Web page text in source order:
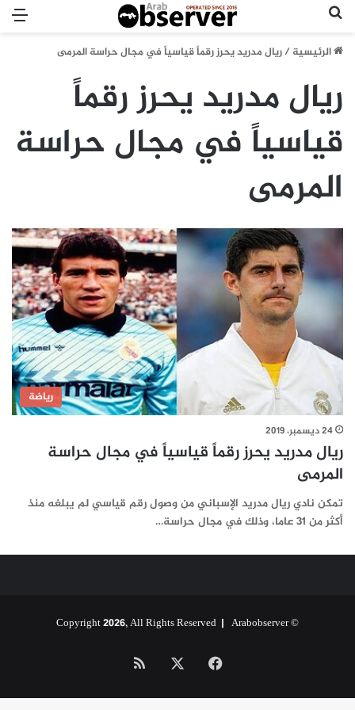
الرئيسية/ريال مدريد يحرز رقماً قياسياً في مجال حراسة المرمى
ريال مدريد يحرز رقماً
قياسياً في مجال حراسة
المرمى
رياضة
24 ديسمبر، 2019
ريال مدريد يحرز رقماً قياسياً في مجال حراسة
المرمى
تمكن نادي ريال مدريد الإسباني من وصول رقم قياسي لم يبلغه منذ
أكثر من 31 عاما، وذلك في مجال حراسة…
© Copyright 2026, All Rights Reserved |
Arabobserver
فيسبوك
الموقع